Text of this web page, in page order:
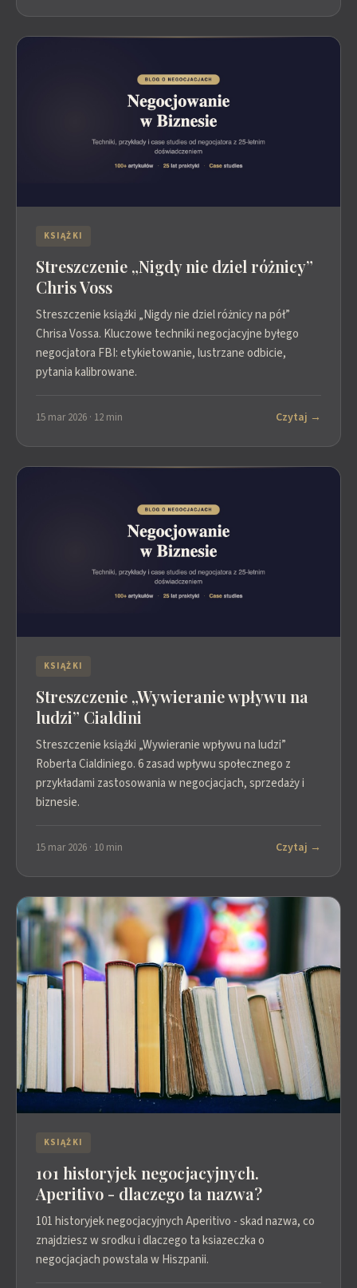
KSIĄŻKI
Streszczenie „Nigdy nie dziel różnicy”
Chris Voss
Streszczenie książki „Nigdy nie dziel różnicy na pół”
Chrisa Vossa. Kluczowe techniki negocjacyjne byłego
negocjatora FBI: etykietowanie, lustrzane odbicie,
pytania kalibrowane.
15 mar 2026 · 12 min Czytaj →
KSIĄŻKI
Streszczenie „Wywieranie wpływu na
ludzi” Cialdini
Streszczenie książki „Wywieranie wpływu na ludzi”
Roberta Cialdiniego. 6 zasad wpływu społecznego z
przykładami zastosowania w negocjacjach, sprzedaży i
biznesie.
15 mar 2026 · 10 min Czytaj →
KSIĄŻKI
101 historyjek negocjacyjnych.
Aperitivo - dlaczego ta nazwa?
101 historyjek negocjacyjnych Aperitivo - skad nazwa, co
znajdziesz w srodku i dlaczego ta ksiazeczka o
negocjacjach powstala w Hiszpanii.